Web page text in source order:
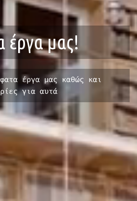
έργα μας!
έργα μας καθώς και
για αυτά